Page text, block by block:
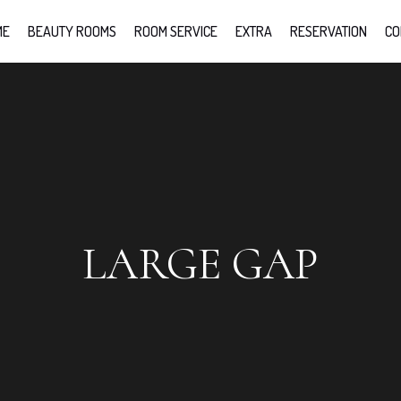
BEAUTY ROOMS ROOM SERVICE EXTRA RESERVATION
LARGE GAP